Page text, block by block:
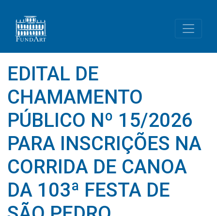
EDITAL DE
CHAMAMENTO
PÚBLICO Nº 15/2026
PARA INSCRIÇÕES NA
CORRIDA DE CANOA
DA 103ª FESTA DE